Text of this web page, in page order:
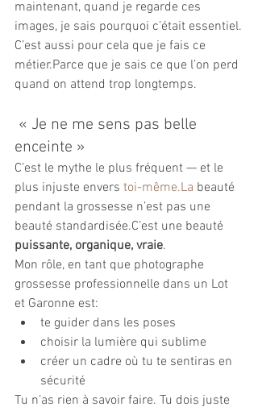
maintenant, quand je regarde ces
images, je sais pourquoi c’était essentiel.
C’est aussi pour cela que je fais ce
métier.Parce que je sais ce que l’on perd
quand on attend trop longtemps.
enceinte »
C’est le mythe le plus fréquent — et le
plus injuste envers toi-même.La beauté
pendant la grossesse n’est pas une
beauté standardisée.C’est une beauté
puissante, organique, vraie.
Mon rôle, en tant que photographe
grossesse professionnelle dans un Lot
et Garonne est:
te guider dans les poses
choisir la lumière qui sublime
créer un cadre où tu te sentiras en
sécurité
Tu n’as rien à savoir faire. Tu dois juste